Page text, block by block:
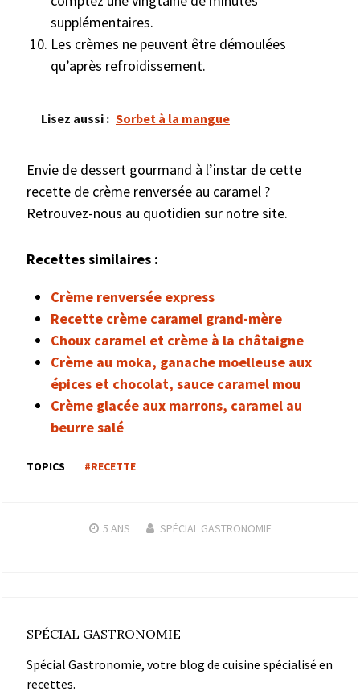
supplémentaires.
Les crèmes ne peuvent être démoulées
qu’après refroidissement.
Lisez aussi : Sorbet à la mangue
Envie de dessert gourmand à l’instar de cette
recette de crème renversée au caramel ?
Retrouvez-nous au quotidien sur notre site.
Recettes similaires :
Crème renversée express
Recette crème caramel grand-mère
Choux caramel et crème à la châtaigne
Crème au moka, ganache moelleuse aux
épices et chocolat, sauce caramel mou
Crème glacée aux marrons, caramel au
beurre salé
TOPICS #RECETTE
5 ANS SPÉCIAL GASTRONOMIE
SPÉCIAL GASTRONOMIE
Spécial Gastronomie, votre blog de cuisine spécialisé en
recettes.